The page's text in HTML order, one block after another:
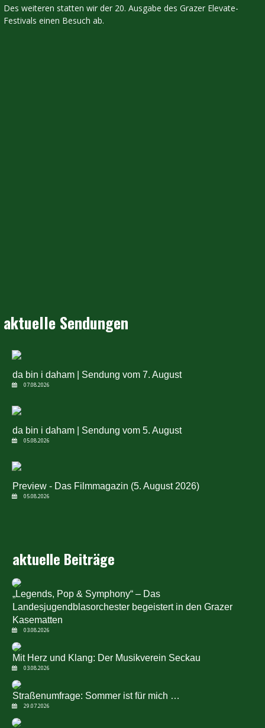
Des weiteren statten wir der 20. Ausgabe des Grazer Elevate-
Festivals einen Besuch ab.
aktuelle Sendungen
da bin i daham | Sendung vom 7. August
07.08.2026
da bin i daham | Sendung vom 5. August
05.08.2026
Preview - Das Filmmagazin (5. August 2026)
05.08.2026
aktuelle Beiträge
„Legends, Pop & Symphony“ – Das
Landesjugendblasorchester begeistert in den Grazer
Kasematten
03.08.2026
Mit Herz und Klang: Der Musikverein Seckau
03.08.2026
Straßenumfrage: Sommer ist für mich …
29.07.2026